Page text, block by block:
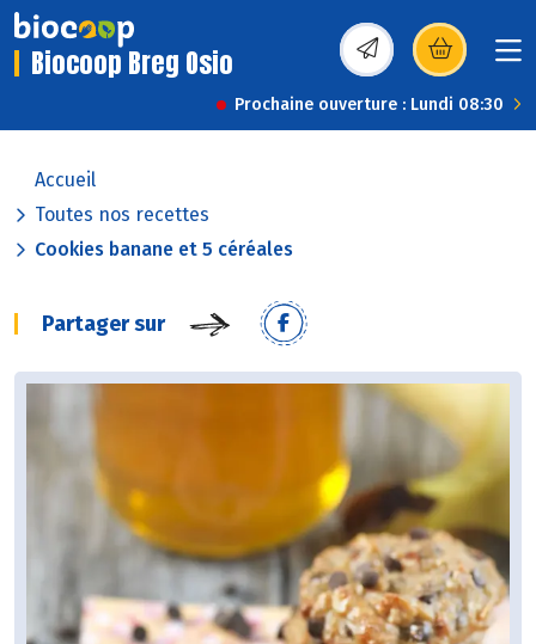
Biocoop Breg Osio (s’ouvre dans une
Prochaine ouverture : Lundi 08:30
Accueil
Toutes nos recettes
Cookies banane et 5 céréales
Partager sur